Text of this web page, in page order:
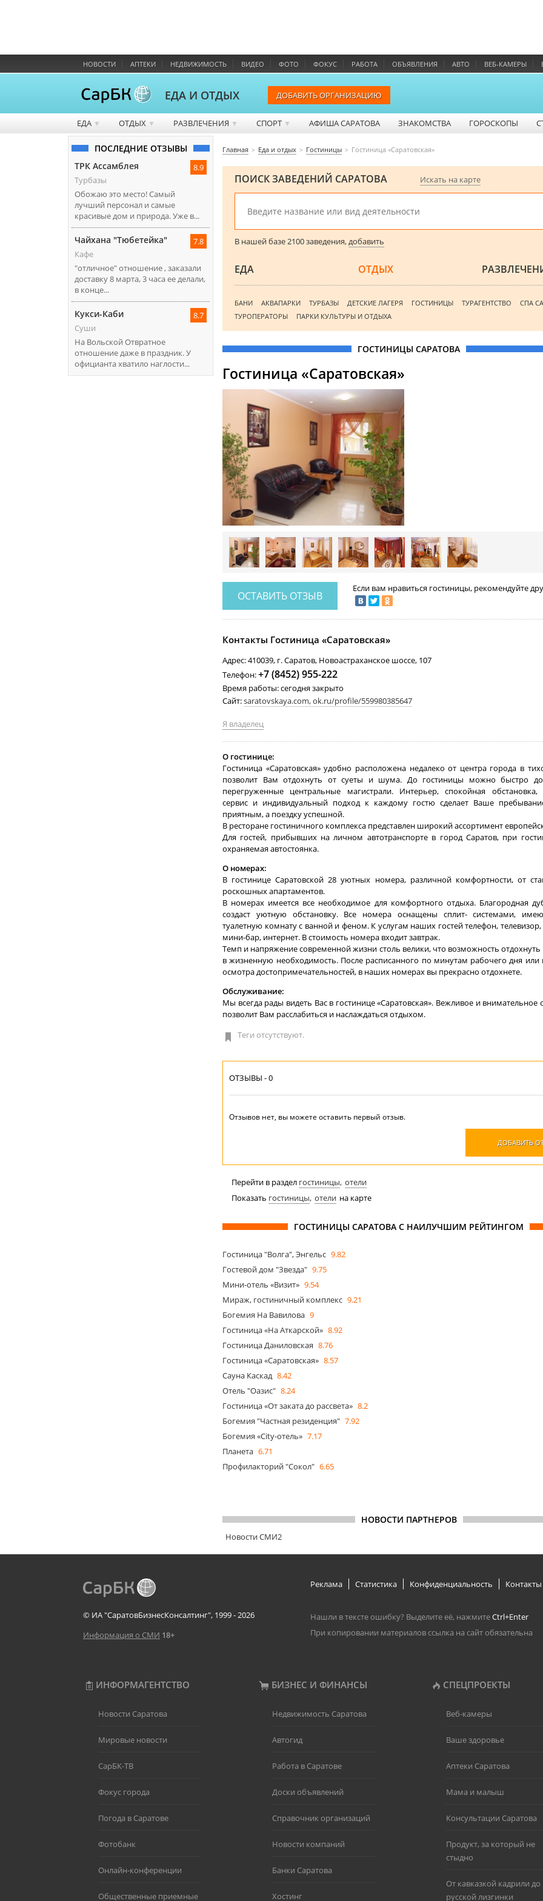
НОВОСТИ АПТЕКИ НЕДВИЖИМОСТЬ ВИДЕО ФОТО ФОКУС РАБОТА ОБЪЯВЛЕНИЯ АВТО ВЕБ-КАМЕРЫ
ЕДА И ОТДЫХ ДОБАВИТЬ ОРГАНИЗАЦИЮ
ЕДА ▼ ОТДЫХ ▼ РАЗВЛЕЧЕНИЯ ▼ СПОРТ ▼ АФИША САРАТОВА ЗНАКОМСТВА ГОРОСКОПЫ
ПОСЛЕДНИЕ ОТЗЫВЫ
8.9
ТРК Ассамблея
Турбазы
Обожаю это место! Самый
лучший персонал и самые
красивые дом и природа. Уже в...
7.8
Чайхана "Тюбетейка"
Кафе
"отличное" отношение , заказали
доставку 8 марта, 3 часа ее делали,
в конце...
8.7
Кукси-Каби
Суши
На Вольской Отвратное
отношение даже в праздник. У
официанта хватило наглости...
Главная Еда и отдых Гостиницы Гостиница «Саратовская»
ПОИСК ЗАВЕДЕНИЙ САРАТОВА Искать на карте
В нашей базе 2100 заведения, добавить
ЕДА ОТДЫХ
БАНИ АКВАПАРКИ ТУРБАЗЫ ДЕТСКИЕ ЛАГЕРЯ ГОСТИНИЦЫ ТУРАГЕНТСТВО
СПА
ТУРОПЕРАТОРЫ
ПАРКИ КУЛЬТУРЫ И ОТДЫХА
ГОСТИНИЦЫ САРАТОВА
Гостиница «Саратовская»
ОСТАВИТЬ ОТЗЫВ
Если вам нравиться гостиницы, рекомендуйте
Контакты Гостиница «Саратовская»
Адрес: 410039, г. Саратов, Новоастраханское шоссе, 107
Телефон:+7 (8452) 955-222
Время работы: сегодня закрыто
Сайт:saratovskaya.com, ok.ru/profile/559980385647
Я владелец
О гостинице:
Гостиница «Саратовская» удобно расположена недалеко от центра города в
позволит Вам отдохнуть от суеты и шума. До гостиницы можно быстро
перегруженные центральные магистрали. Интерьер, спокойная обстановка,
сервис и индивидуальный подход к каждому гостю сделает Ваше
приятным, а поездку успешной.
В ресторане гостиничного комплекса представлен широкий ассортимент
Для гостей, прибывших на личном автотранспорте в город Саратов, при
охраняемая автостоянка.
О номерах:
В гостинице Саратовской 28 уютных номера, различной комфортности, от
роскошных апартаментов.
В номерах имеется все необходимое для комфортного отдыха. Благородная
создаст уютную обстановку. Все номера оснащены сплит- системами,
туалетную комнату с ванной и феном. К услугам наших гостей телефон,
мини-бар, интернет. В стоимость номера входит завтрак.
Темп и напряжение современной жизни столь велики, что возможность отдохнуть
в жизненную необходимость. После расписанного по минутам рабочего дня или
осмотра достопримечательностей, в наших номерах вы прекрасно отдохнете.
Обслуживание:
Мы всегда рады видеть Вас в гостинице «Саратовская». Вежливое и внимательное
позволит Вам расслабиться и наслаждаться отдыхом.
Теги отсутствуют.
ОТЗЫВЫ - 0
Отзывов нет, вы можете оставить первый отзыв.
ДОБАВИТЬ
Перейти в раздел гостиницы отели
Показать гостиницы отели на карте
ГОСТИНИЦЫ САРАТОВА С НАИЛУЧШИМ РЕЙТИНГОМ
Гостиница "Волга", Энгельс 9.82
Гостевой дом "Звезда" 9.75
Мини-отель «Визит» 9.54
Мираж, гостиничный комплекс 9.21
Богемия На Вавилова 9
Гостиница «На Аткарской» 8.92
Гостиница Даниловская 8.76
Гостиница «Саратовская» 8.57
Сауна Каскад 8.42
Отель "Оазис" 8.24
Гостиница «От заката до рассвета» 8.2
Богемия "Частная резиденция" 7.92
Богемия «City-отель» 7.17
Планета 6.71
Профилакторий "Сокол" 6.65
НОВОСТИ ПАРТНЕРОВ
Новости СМИ2
© ИА "СаратовБизнесКонсалтинг", 1999 - 2026
Информация о СМИ 18+
Реклама Статистика Конфиденциальность Контакты
Нашли в тексте ошибку? Выделите её, нажмитеCtrl+Enter
При копировании материалов ссылка на сайт обязательна
ИНФОРМАГЕНТСТВО БИЗНЕС И ФИНАНСЫ СПЕЦПРОЕКТЫ
Новости Саратова
Мировые новости
СарБК-ТВ
Фокус города
Погода в Саратове
Фотобанк
Онлайн-конференции
Общественные приемные
Недвижимость Саратова
Автогид
Работа в Саратове
Доски объявлений
Справочник организаций
Новости компаний
Банки Саратова
Хостинг
Веб-камеры
Ваше здоровье
Аптеки Саратова
Мама и малыш
Консультации Саратова
Продукт, за который не
стыдно
От кавказкой кадрили до
русской лизгинки